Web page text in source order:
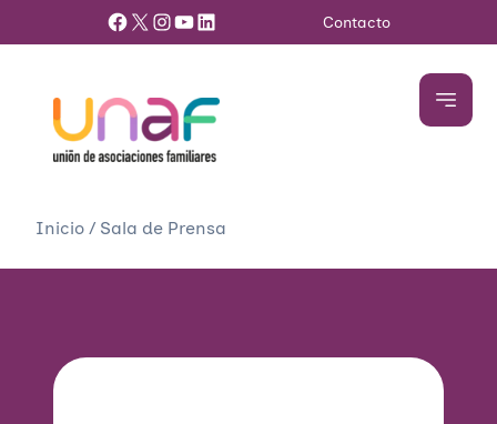
Facebook X InstagramYouTube LinkedIn Contacto
Inicio / Sala de Prensa